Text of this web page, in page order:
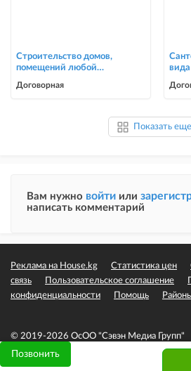
Позвонить
Строительство домов,
помещений любой
Договорная
вида
Показать еще
Вам нужно войти или
написать комментарий
Реклама на House.kg Статистика цен
связь
Пользовательское соглашение
конфиденциальности
Помощь
© 2019-2026 ОсОО "Сэвэн Медиа Групп"